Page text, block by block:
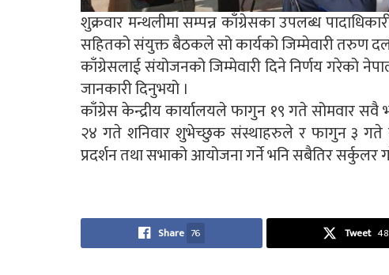
शुक्रवार मन्थलीमा सम्पन्न काँग्रेसका उपलब्ध
सहितको संयुक्त बैठकले सो कार्यको जिम्मेवारी तरुण
काँग्रेसलाई संयोजनको जिम्मेवारी दिने निर्णय गरेको
जानकारी दिनुभयो ।
काँग्रेस केन्द्रीय कार्यालयले फागुन १९ गते सोमवार
२४ गते शनिवार शुभेच्छुक संस्थाहरुले र फागुन ३ गते
प्रदर्शन तथा सभाको आयोजना गर्ने भनि सबैतिर सर्कुलर
Share 76 Tweet 48